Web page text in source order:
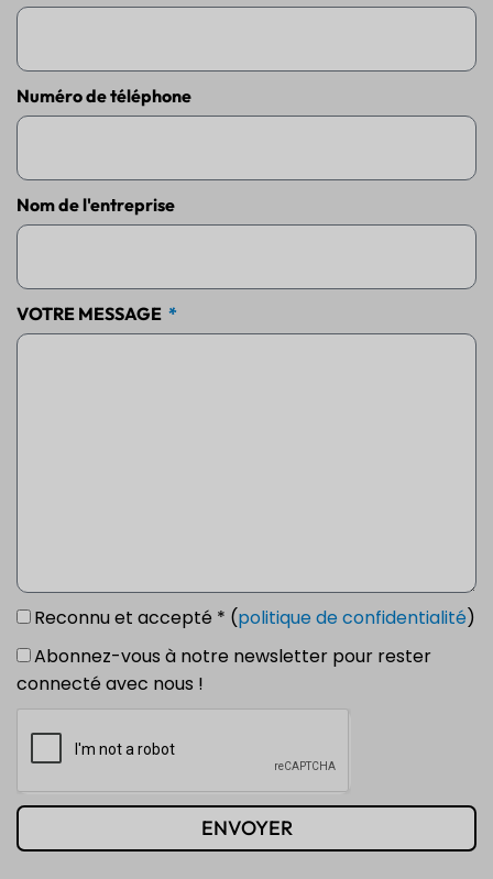
Numéro de téléphone
Nom de l'entreprise
VOTRE MESSAGE
Reconnu et accepté * (politique de confidentialité)
Abonnez-vous à notre newsletter pour rester
connecté avec nous !
ENVOYER